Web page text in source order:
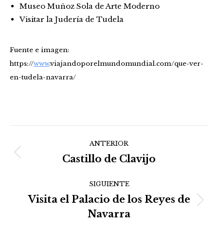
Museo Muñoz Sola de Arte Moderno
Visitar la Judería de Tudela
Fuente e imagen:
https://www.viajandoporelmundomundial.com/que-ver-
en-tudela-navarra/
Navegación
entre
publicaciones
ANTERIOR
Publicación
Castillo de Clavijo
SIGUIENTE
siguiente:
Visita el Palacio de los Reyes de
Navarra